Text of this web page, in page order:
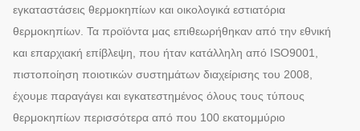
εγκαταστάσεις θερμοκηπίων και οικολογικά εστιατόρια
θερμοκηπίων. Τα προϊόντα μας επιθεωρήθηκαν από την εθνική
και επαρχιακή επίβλεψη, που ήταν κατάλληλη από ISO9001,
πιστοποίηση ποιοτικών συστημάτων διαχείρισης του 2008,
έχουμε παραγάγει και εγκατεστημένος όλους τους τύπους
θερμοκηπίων περισσότερα από που 100 εκατομμύριο